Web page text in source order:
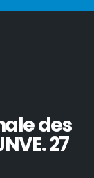
des
27